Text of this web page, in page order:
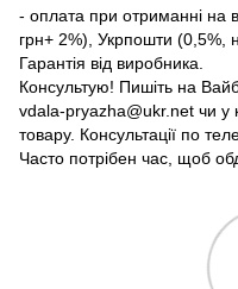
- оплата при отриманні на
грн+ 2%), Укрпошти (0,5%,
Гарантія від виробника.
Консультую! Пишіть на
vdala-pryazha@ukr.net чи у
товару. Консультації по
Часто потрібен час, щоб